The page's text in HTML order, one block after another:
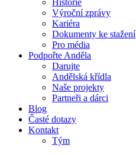
Historie
Výroční zprávy
Kariéra
Dokumenty ke stažení
Pro média
Podpořte Anděla
Darujte
Andělská křídla
Naše projekty
Partneři a dárci
Blog
Časté dotazy
Kontakt
Tým